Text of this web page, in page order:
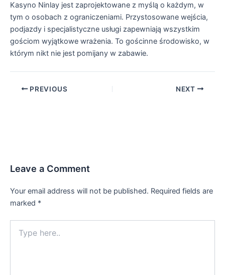
Kasyno Ninlay jest zaprojektowane z myślą o każdym, w
tym o osobach z ograniczeniami. Przystosowane wejścia,
podjazdy i specjalistyczne usługi zapewniają wszystkim
gościom wyjątkowe wrażenia. To gościnne środowisko, w
którym nikt nie jest pomijany w zabawie.
PREVIOUS NEXT
Leave a Comment
Your email address will not be published. Required fields are
marked *
here..